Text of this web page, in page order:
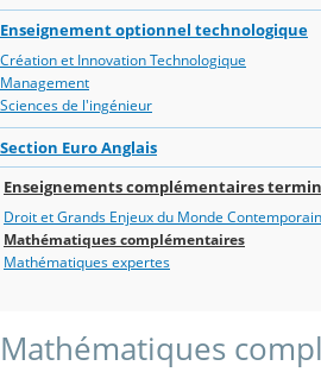
Enseignement optionnel technologique
Création et Innovation Technologique
Management
Sciences de l'ingénieur
Section Euro Anglais
Enseignements complémentaires
Droit et Grands Enjeux du Monde Contemporain
Mathématiques complémentaires
Mathématiques expertes
Mathématiques